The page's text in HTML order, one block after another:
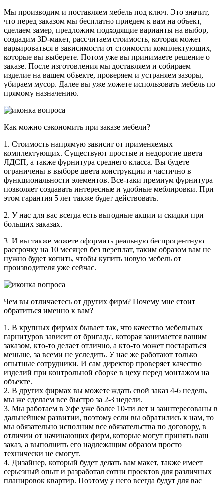
Мы производим и поставляем мебель под ключ. Это значит,
что перед заказом мы бесплатно приедем к вам на объект,
сделаем замер, предложим подходящие варианты на выбор,
создадим 3D-макет, рассчитаем стоимость, которая может
варьироваться в зависимости от стоимости комплектующих,
которые вы выберете. Потом уже вы принимаете решение о
заказе. После изготовления мы доставляем и собираем
изделие на вашем объекте, проверяем и устраняем зазоры,
убираем мусор. Далее вы уже можете использовать мебель по
прямому назначению.
Как можно сэкономить при заказе мебели?
1. Стоимость напрямую зависит от применяемых
комплектующих. Существуют простые и недорогие цвета
ЛДСП, а также фурнитура среднего класса. Вы будете
ограничены в выборе цвета конструкции и частично в
функциональности элементов. Все-таки премиум фурнитура
позволяет создавать интересные и удобные меблировки. При
этом гарантия 5 лет также будет действовать.
2. У нас для вас всегда есть выгодные акции и скидки при
больших заказах.
3. И вы также можете оформить реальную беспроцентную
рассрочку на 10 месяцев без переплат, таким образом вам не
нужно будет копить, чтобы купить новую мебель от
производителя уже сейчас.
Чем вы отличаетесь от других фирм? Почему мне стоит
обратиться именно к вам?
1. В крупных фирмах бывает так, что качество мебельных
гарнитуров зависит от бригады, которая занимается вашим
заказом, кто-то делает отлично, а кто-то может постараться
меньше, за всеми не уследить. У нас же работают только
опытные сотрудники. И сам директор проверяет качество
изделий при контрольной сборке в цеху перед монтажом на
объекте.
2. В других фирмах вы можете ждать свой заказ 4-6 недель,
мы же сделаем все быстро за 2-3 недели.
3. Мы работаем в Уфе уже более 10-ти лет и заинтересованы в
дальнейшем развитии, поэтому если вы обратились к нам, то
мы обязательно исполним все обязательства по договору, в
отличии от начинающих фирм, которые могут принять ваш
заказ, а выполнить его надлежащим образом просто
технически не смогут.
4. Дизайнер, который будет делать вам макет, также имеет
серьезный опыт и разработал сотни проектов для различных
планировок квартир. Поэтому у него всегда будут для вас